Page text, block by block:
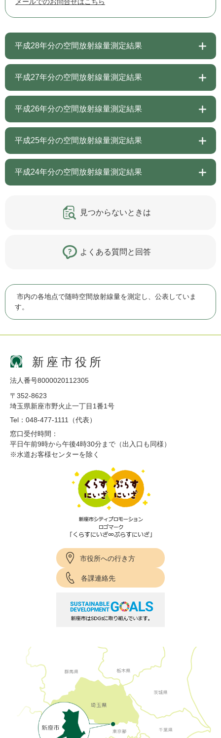
平成28年分の空間放射線量測定結果
平成27年分の空間放射線量測定結果
平成26年分の空間放射線量測定結果
平成25年分の空間放射線量測定結果
平成24年分の空間放射線量測定結果
見つからないときは
よくある質問と回答
市内の各地点で随時空間放射線量を測定し、公表していま
す。
新座市役所
法人番号8000020112305
〒352-8623
埼玉県新座市野火止一丁目1番1号
Tel：048-477-1111（代表）
窓口受付時間：
平日午前9時から午後4時30分まで（出入口も同様）
※水道お客様センターを除く
市役所への行き方
各課連絡先